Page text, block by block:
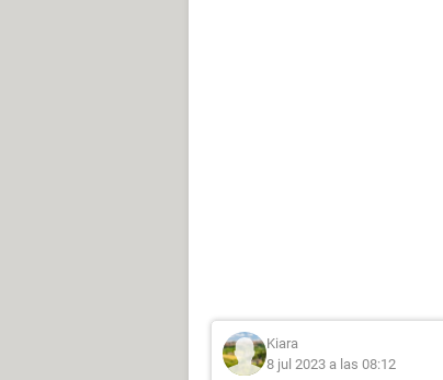
Kiara
8 jul 2023 a las 08:12